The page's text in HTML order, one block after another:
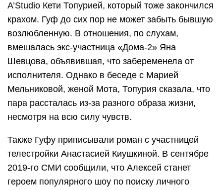
A’Studio Кети Топурией, который тоже закончился
крахом. Гуф до сих пор не может забыть бывшую
возлюбленную. В отношения, по слухам,
вмешалась экс-участница «Дома-2» Яна
Шевцова, объявившая, что забеременела от
исполнителя. Однако в беседе с Марией
Мельниковой, женой Мота, Топурия сказала, что
пара рассталась из-за разного образа жизни,
несмотря на всю силу чувств.
Также Гуфу приписывали роман с участницей
телестройки Анастасией Киушкиной. В сентябре
2019-го СМИ сообщили, что Алексей станет
героем популярного шоу по поиску личного